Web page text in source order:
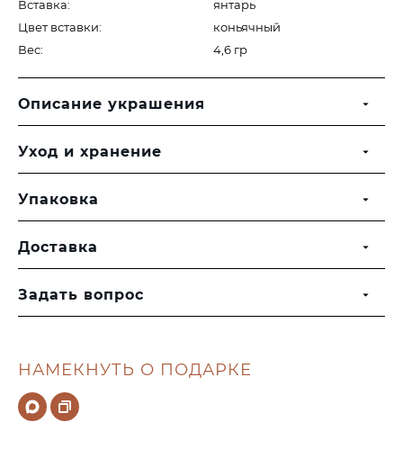
НАМЕКНУТЬ О ПОДАРКЕ
Вставка:
янтарь
Цвет вставки:
коньячный
Вес:
4,6 гр
Описание украшения
Уход и хранение
Упаковка
Доставка
Задать вопрос